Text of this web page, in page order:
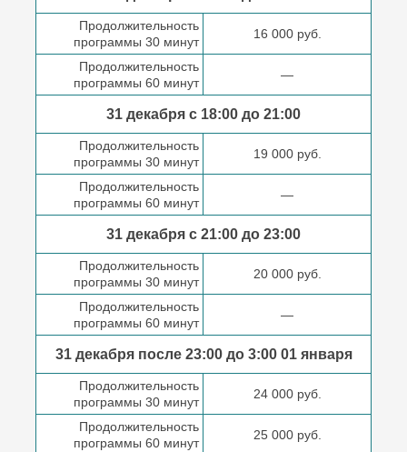
Продолжительность
программы 30 минут
16 000 руб.
Продолжительность
программы 60 минут
—
31 декабря с 18:00 до 21:00
Продолжительность
программы 30 минут
19 000 руб.
Продолжительность
программы 60 минут
—
31 декабря с 21:00 до 23:00
Продолжительность
программы 30 минут
20 000 руб.
Продолжительность
программы 60 минут
—
31 декабря после23:00 до 3:0001 января
Продолжительность
программы 30 минут
24 000 руб.
Продолжительность
программы 60 минут
25 000 руб.